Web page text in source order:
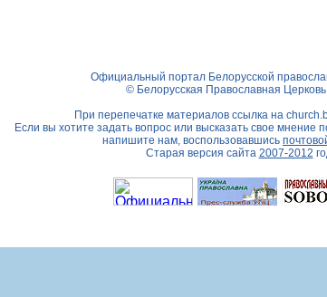
Официальный портал Белорусской
© Белорусская Православная
При перепечатке материалов ссылка на
Если вы хотите задать вопрос или высказать свое мнение
напишите нам, воспользовавшись
Старая версия сайта 2007-2012